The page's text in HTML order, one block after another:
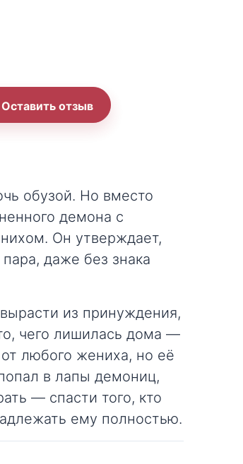
Оставить отзыв
обузой. Но вместо
демона с
Он утверждает,
даже без знака
из принуждения,
чего лишилась дома —
любого жениха, но её
в лапы демониц,
— спасти того, кто
ему полностью.